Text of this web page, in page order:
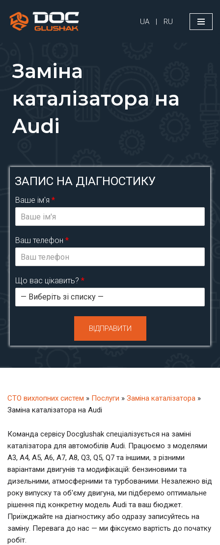
Перейти
UA | RU
Заміна
каталізатора на
Audi
ЗАПИС НА ДІАГНОСТИКУ
Ваше ім'я *
Ваш телефон *
Що вас цікавить? *
ВІДПРАВИТИ
СТО вихлопних систем » Послуги » Заміна каталізатора »
Заміна каталізатора на Audi
Команда сервісу Docglushak спеціалізується на заміні
каталізатора для автомобілів Audi. Працюємо з моделями
A3, A4, A5, A6, A7, A8, Q3, Q5, Q7 та іншими, з різними
варіантами двигунів та модифікацій: бензиновими та
дизельними, атмосферними та турбованими. Незалежно від
року випуску та об'єму двигуна, ми підберемо оптимальне
рішення під конкретну модель Audi та ваш бюджет.
Приїжджайте на діагностику або одразу записуйтесь на
заміну. Перевага до нас — ми фіксуємо вартість до початку
робіт.